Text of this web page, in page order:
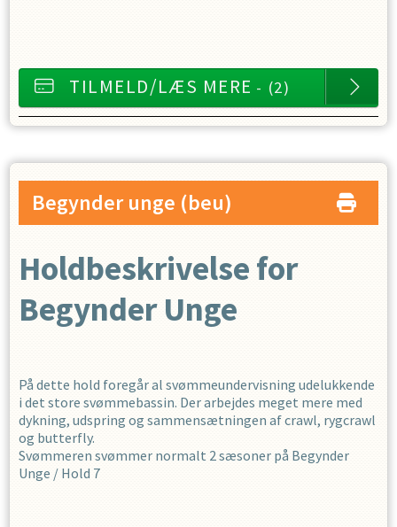
TILMELD/LÆS MERE - (2)
Begynder unge (beu)
Holdbeskrivelse for
Begynder Unge
På dette hold foregår al svømmeundervisning udelukkende
i det store svømmebassin. Der arbejdes meget mere med
dykning, udspring og sammensætningen af crawl, rygcrawl
og butterfly.
Svømmeren svømmer normalt 2 sæsoner på Begynder
Unge / Hold 7